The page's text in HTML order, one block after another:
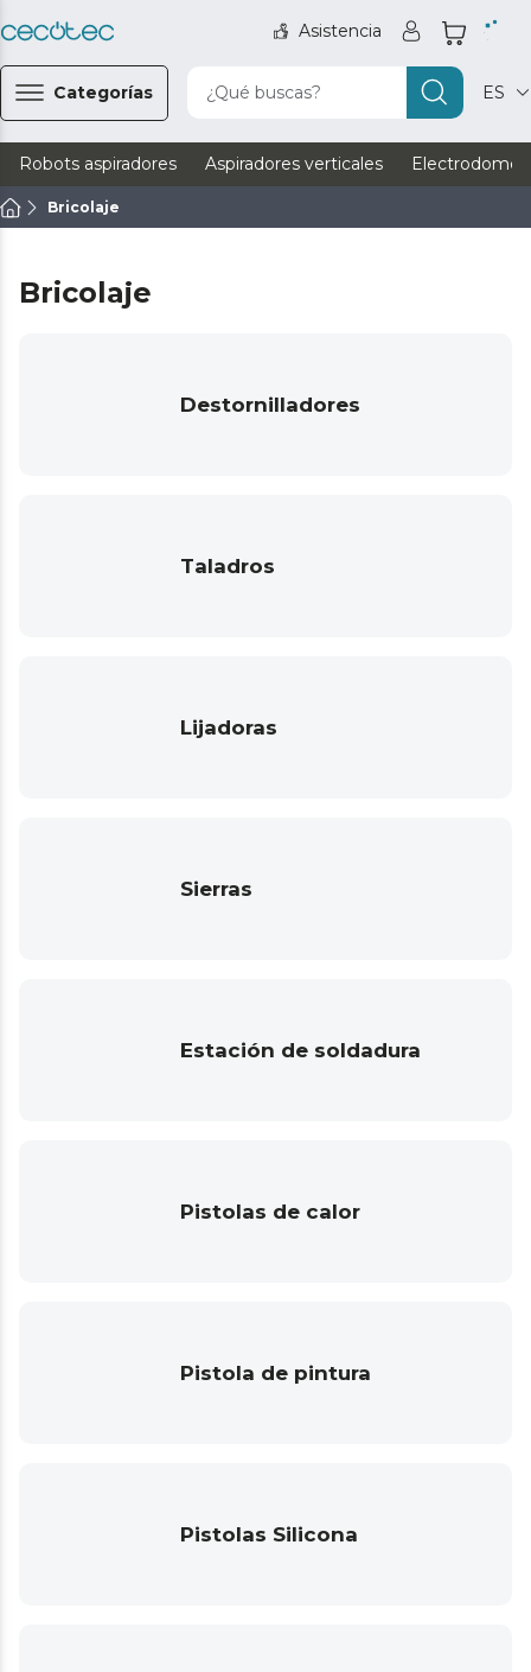
Asistencia
Categorías ¿Qué buscas? ES
Robots aspiradores Aspiradores verticales
Bricolaje
Bricolaje
Destornilladores
Taladros
Lijadoras
Sierras
Estación de soldadura
Pistolas de calor
Pistola de pintura
Pistolas Silicona